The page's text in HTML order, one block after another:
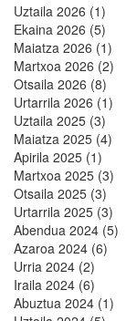
Uztaila 2026 (1)
Ekaina 2026 (5)
Maiatza 2026 (1)
Martxoa 2026 (2)
Otsaila 2026 (8)
Urtarrila 2026 (1)
Uztaila 2025 (3)
Maiatza 2025 (4)
Apirila 2025 (1)
Martxoa 2025 (3)
Otsaila 2025 (3)
Urtarrila 2025 (3)
Abendua 2024 (5)
Azaroa 2024 (6)
Urria 2024 (2)
Iraila 2024 (6)
Abuztua 2024 (1)